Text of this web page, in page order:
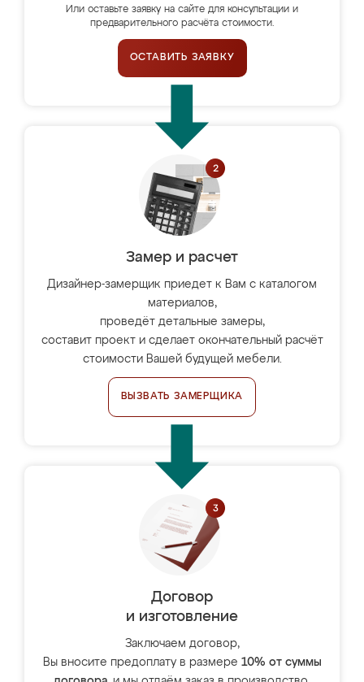
Или оставьте заявку на сайте для консультации и
предварительного расчёта стоимости.
ОСТАВИТЬ ЗАЯВКУ
Замер и расчет
Дизайнер-замерщик приедет к Вам с каталогом
материалов,
проведёт детальные замеры,
составит проект и сделает окончательный расчёт
стоимости Вашей будущей мебели.
ВЫЗВАТЬ ЗАМЕРЩИКА
Договор
и изготовление
Заключаем договор,
Вы вносите предоплату в размере 10% от суммы